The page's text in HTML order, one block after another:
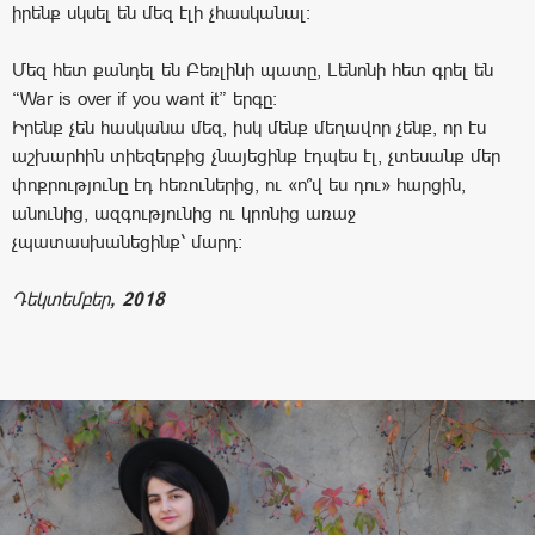
իրենք սկսել են մեզ էլի չհասկանալ:
Մեզ հետ քանդել են Բեռլինի պատը, Լենոնի հետ գրել են
“War is over if you want it” երգը:
Իրենք չեն հասկանա մեզ, իսկ մենք մեղավոր չենք, որ էս
աշխարհին տիեզերքից չնայեցինք էդպես էլ, չտեսանք մեր
փոքրությունը էդ հեռուներից, ու «ո՞վ ես դու» հարցին,
անունից, ազգությունից ու կրոնից առաջ
չպատասխանեցինք՝ մարդ:
Դեկտեմբեր, 2018